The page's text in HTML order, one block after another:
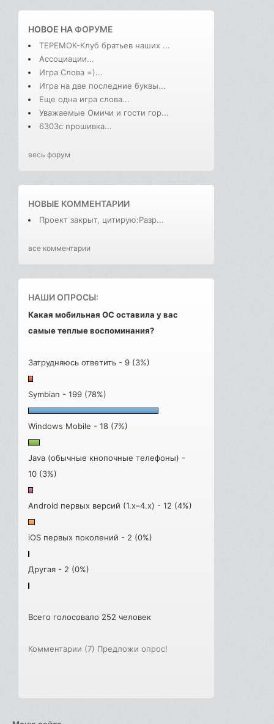
НОВОЕ НАФОРУМЕ
ТЕРЕМОК-Клуб братьев наших ...
Ассоциации...
Игра Слова =)...
Игра на две последние буквы...
Еще одна игра слова...
Уважаемые Омичи и гости гор...
6303с прошивка...
весь форум
НОВЫЕ КОММЕНТАРИИ
Проект закрыт, цитирую:Разр...
все комментарии
НАШИ ОПРОСЫ:
Какая мобильная ОС оставила у вас
самые теплые воспоминания?
Затрудняюсь ответить - 9 (3%)
Symbian - 199 (78%)
Windows Mobile - 18 (7%)
Java (обычные кнопочные телефоны) -
10 (3%)
Android первых версий (1.x–4.x) - 12 (4%)
iOS первых поколений - 2 (0%)
Другая - 2 (0%)
Всего голосовало 252 человек
Комментарии (7) Предложи опрос!